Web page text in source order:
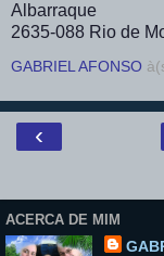
Albarraque
2635-088 Rio de
GABRIEL AFONSO
‹
ACERCA DE MIM